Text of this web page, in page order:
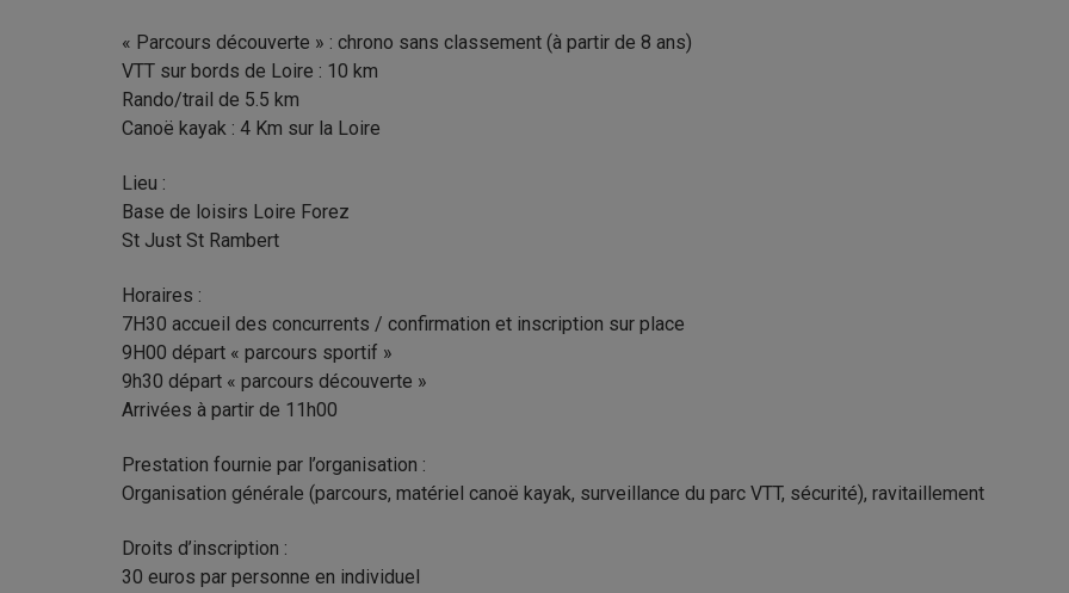
« Parcours découverte » : chrono sans classement (à partir de 8 ans)
VTT sur bords de Loire : 10 km
Rando/trail de 5.5 km
Canoë kayak : 4 Km sur la Loire
Lieu :
Base de loisirs Loire Forez
St Just St Rambert
Horaires :
7H30 accueil des concurrents / confirmation et inscription sur place
9H00 départ « parcours sportif »
9h30 départ « parcours découverte »
Arrivées à partir de 11h00
Prestation fournie par l’organisation :
Organisation générale (parcours, matériel canoë kayak, surveillance du parc VTT, sécurité), ravitaillement
Droits d’inscription :
30 euros par personne en individuel